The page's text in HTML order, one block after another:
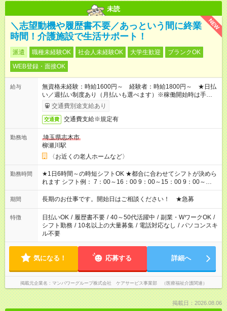
未読
NEW
＼志望動機や履歴書不要／あっという間に終業
時間！介護施設で生活サポート！
派遣 職種未経験OK 社会人未経験OK 大学生歓迎
ブランクOK
WEB登録・面接OK
給与
無資格未経験：時給1600円～ 経験者：時給1800円～ ★日払
い／週払い制度あり（月払いも選べます）※稼働開始時は手続き
完了次第のお支払いとなります。
交通費別途支給あり
交通費 交通費支給※規定有
勤務地
埼玉県志木市
柳瀬川駅
〈お近くの老人ホームなど〉
勤務時間
★1日6時間～の時短シフトOK ★都合に合わせてシフトが決めら
れます シフト例： 7：00～16：00 9：00～15：00 9：00～
18：00 11：00～20：00 など ※Wワークの場合、他のお仕事と
合わせ週40時間超の就業はご案内できません ※法令に基づき、
派遣法（日雇い派遣の原則禁止）により、短時間・短期間の就
業はご案内が難しい場合があります
期間 長期のお仕事です。開始日はご相談ください！ ★急募
特徴 日払いOK / 履歴書不要 / 40～50代活躍中 / 副業・WワークOK /
シフト勤務 / 10名以上の大量募集 / 電話対応なし / パソコンスキ
ル不要
気になる！ 応募する 詳細へ
掲載元企業名 マンパワーグループ株式会社 ケアサービス事業部 （医療福祉介護関連）
掲載日：2026.08.06